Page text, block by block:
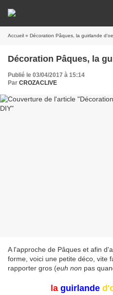
Accueil » Décoration Pâques, la guirlande
Décoration Pâques, la
Publié le 03/04/2017 à 15:14
Par CROZACLIVE
A l'approche de Pâques et afin
forme, voici une petite déco, vite
rapporter gros (euh non pas
la guirlande